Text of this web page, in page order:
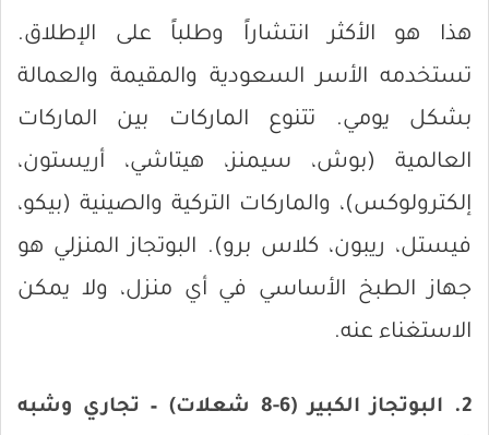
هذا هو الأكثر انتشاراً وطلباً على الإطلاق.
تستخدمه الأسر السعودية والمقيمة والعمالة
بشكل يومي. تتنوع الماركات بين الماركات
العالمية (بوش، سيمنز، هيتاشي، أريستون،
إلكترولوكس)، والماركات التركية والصينية (بيكو،
فيستل، ريبون، كلاس برو). البوتجاز المنزلي هو
جهاز الطبخ الأساسي في أي منزل، ولا يمكن
الاستغناء عنه.
2. البوتجاز الكبير (6-8 شعلات) – تجاري وشبه